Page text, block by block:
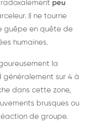
peu
Il ne tourne
guêpe en quête de
humaines.
la
généralement sur 4 à
dans cette zone,
brusques ou
de groupe.